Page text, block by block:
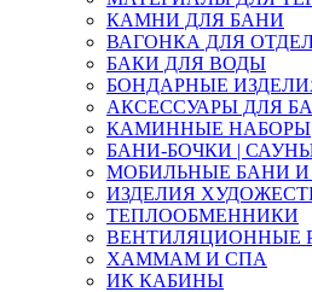
КАМНИ ДЛЯ БАНИ
ВАГОНКА ДЛЯ
БАКИ ДЛЯ ВОДЫ
БОНДАРНЫЕ
АКСЕССУАРЫ ДЛЯ
КАМИННЫЕ НАБОРЫ
БАНИ-БОЧКИ |
МОБИЛЬНЫЕ БАНИ И
ИЗДЕЛИЯ
ТЕПЛООБМЕННИКИ
ВЕНТИЛЯЦИОННЫЕ
ХАММАМ И СПА
ИК КАБИНЫ